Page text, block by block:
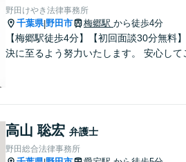
野田けやき法律事務所
千葉県|野田市 梅郷駅 から徒歩4分
【梅郷駅徒歩4分】【初回面談30分無料
決に至るよう努力いたします。 安心して
高山 聡宏 弁護士
野田総合法律事務所